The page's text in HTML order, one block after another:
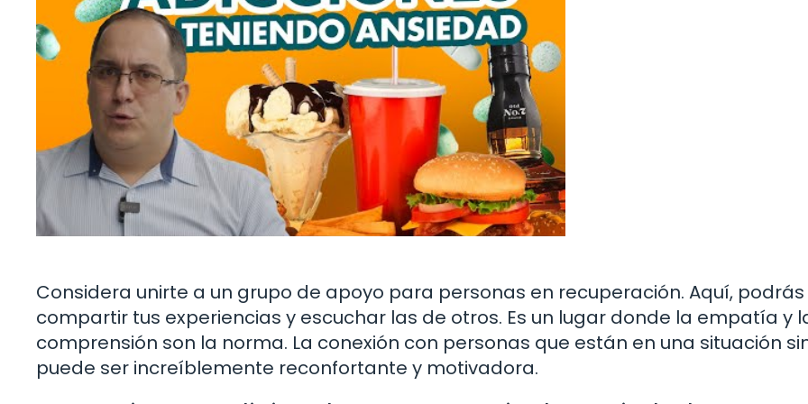
Considera unirte a un grupo de apoyo para personas en recuperación. Aquí, podrás
compartir tus experiencias y escuchar las de otros. Es un lugar donde la empatía y
comprensión son la norma. La conexión con personas que están en una situación
puede ser increíblemente reconfortante y motivadora.